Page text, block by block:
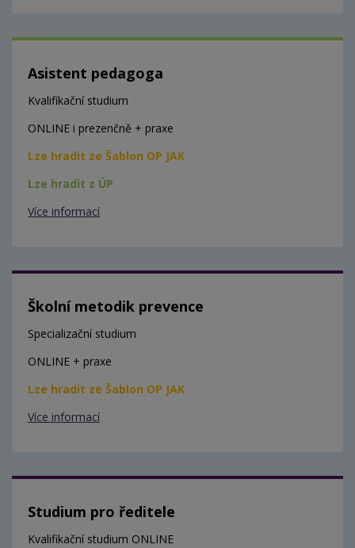
Asistent pedagoga
Kvalifikační studium
ONLINE i prezenčně + praxe
Lze hradit ze Šablon OP JAK
Lze hradit z ÚP
Více informací
Školní metodik prevence
Specializační studium
ONLINE + praxe
Lze hradit ze Šablon OP JAK
Více informací
Studium pro ředitele
Kvalifikační studium ONLINE